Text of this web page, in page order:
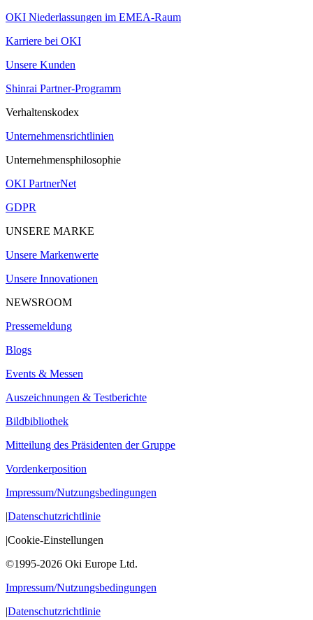
OKI Niederlassungen im EMEA-Raum
Karriere bei OKI
Unsere Kunden
Shinrai Partner-Programm
Verhaltenskodex
Unternehmensrichtlinien
Unternehmensphilosophie
OKI PartnerNet
GDPR
UNSERE MARKE
Unsere Markenwerte
Unsere Innovationen
NEWSROOM
Pressemeldung
Blogs
Events & Messen
Auszeichnungen & Testberichte
Bildbibliothek
Mitteilung des Präsidenten der Gruppe
Vordenkerposition
Impressum/Nutzungsbedingungen
|Datenschutzrichtlinie
|Cookie-Einstellungen
©1995-2026 Oki Europe Ltd.
Impressum/Nutzungsbedingungen
|Datenschutzrichtlinie